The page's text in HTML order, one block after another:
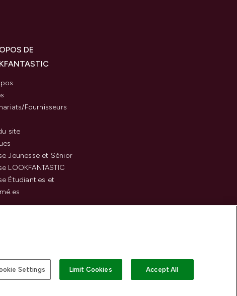
DE
Fournisseurs
site
Jeunesse et Sénior
LOOKFANTASTIC
Étudiant.es et
Settings Limit Cookies Accept All